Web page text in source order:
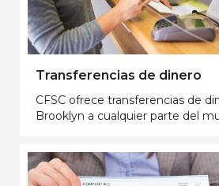
Transferencias de dinero
CFSC ofrece transferencias de
Brooklyn a cualquier parte del